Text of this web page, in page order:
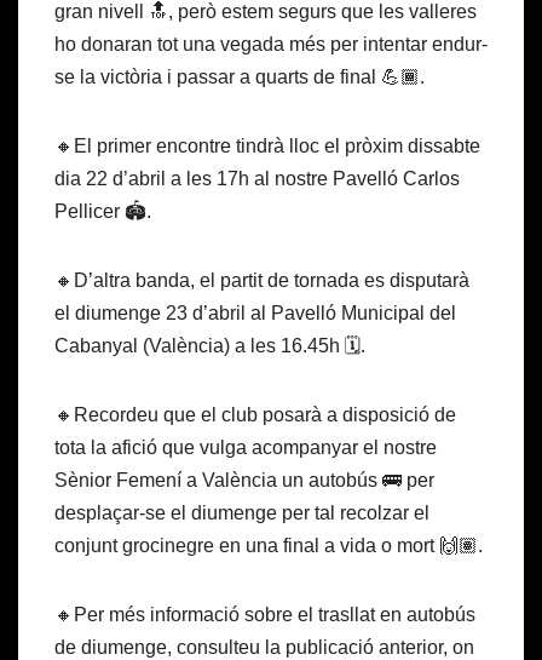
gran nivell 🔝, però estem segurs que les valleres
ho donaran tot una vegada més per intentar endur-
se la victòria i passar a quarts de final 💪🏾.
🔸El primer encontre tindrà lloc el pròxim dissabte
dia 22 d’abril a les 17h al nostre Pavelló Carlos
Pellicer 🏟️.
🔸D’altra banda, el partit de tornada es disputarà
el diumenge 23 d’abril al Pavelló Municipal del
Cabanyal (València) a les 16.45h 🗓️.
🔸Recordeu que el club posarà a disposició de
tota la afició que vulga acompanyar el nostre
Sènior Femení a València un autobús 🚌 per
desplaçar-se el diumenge per tal recolzar el
conjunt grocinegre en una final a vida o mort 🙌🏽.
🔸Per més informació sobre el trasllat en autobús
de diumenge, consulteu la publicació anterior, on